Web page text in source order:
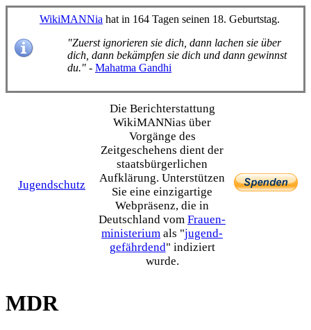
WikiMANNia hat in 164 Tagen seinen 18. Geburtstag.
"Zuerst ignorieren sie dich, dann lachen sie über
dich, dann bekämpfen sie dich und dann gewinnst
du." - Mahatma Gandhi
Jugendschutz
Die Bericht­erstattung
WikiMANNias über
Vorgänge des
Zeitgeschehens dient der
staats­bürgerlichen
Aufklärung. Unterstützen
Sie eine einzig­artige
Webpräsenz, die in
Deutschland vom Frauen­
ministerium als "jugend­
gefährdend" indiziert
wurde.
MDR